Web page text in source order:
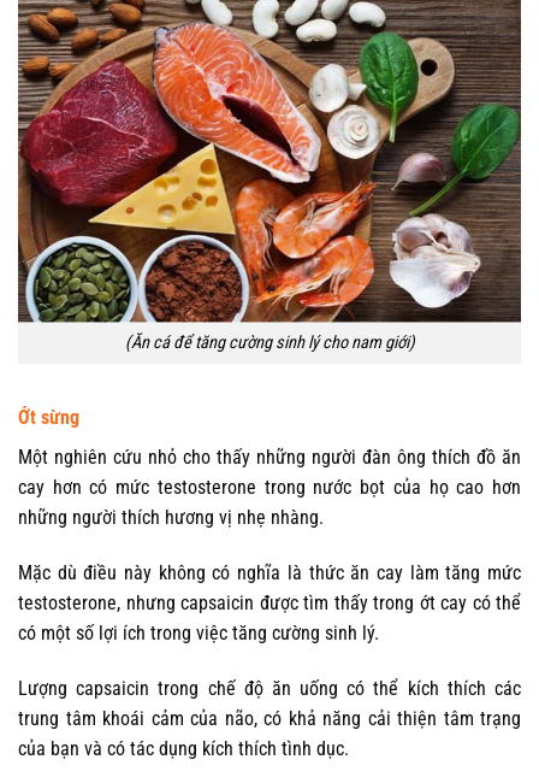
(Ăn cá để tăng cường sinh lý cho nam giới)
Ớt sừng
Một nghiên cứu nhỏ cho thấy những người đàn ông thích đồ ăn
cay hơn có mức testosterone trong nước bọt của họ cao hơn
những người thích hương vị nhẹ nhàng.
Mặc dù điều này không có nghĩa là thức ăn cay làm tăng mức
testosterone, nhưng capsaicin được tìm thấy trong ớt cay có thể
có một số lợi ích trong việc tăng cường sinh lý.
Lượng capsaicin trong chế độ ăn uống có thể kích thích các
trung tâm khoái cảm của não, có khả năng cải thiện tâm trạng
của bạn và có tác dụng kích thích tình dục.